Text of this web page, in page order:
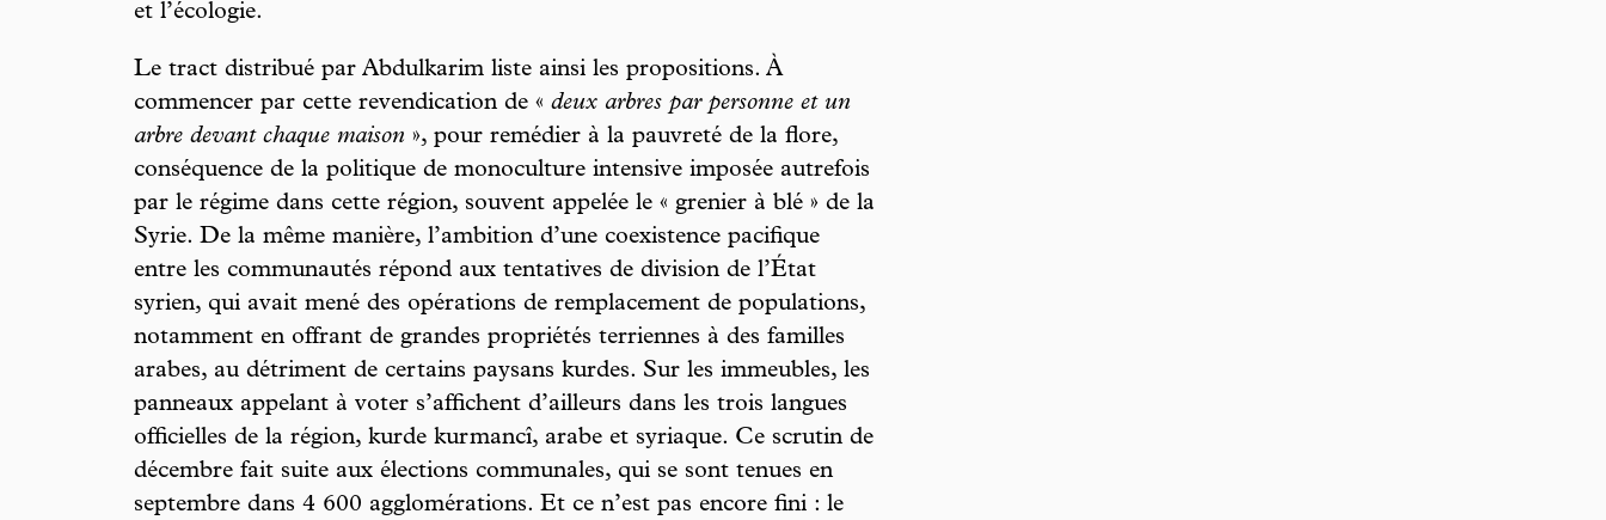
et l’écologie.
Le tract distribué par Abdulkarim liste ainsi les propositions. À
commencer par cette revendication de « deux arbres par personne et un
arbre devant chaque maison », pour remédier à la pauvreté de la flore,
conséquence de la politique de monoculture intensive imposée autrefois
par le régime dans cette région, souvent appelée le « grenier à blé » de la
Syrie. De la même manière, l’ambition d’une coexistence pacifique
entre les communautés répond aux tentatives de division de l’État
syrien, qui avait mené des opérations de remplacement de populations,
notamment en offrant de grandes propriétés terriennes à des familles
arabes, au détriment de certains paysans kurdes. Sur les immeubles, les
panneaux appelant à voter s’affichent d’ailleurs dans les trois langues
officielles de la région, kurde kurmancî, arabe et syriaque. Ce scrutin de
décembre fait suite aux élections communales, qui se sont tenues en
septembre dans 4 600 agglomérations. Et ce n’est pas encore fini : le